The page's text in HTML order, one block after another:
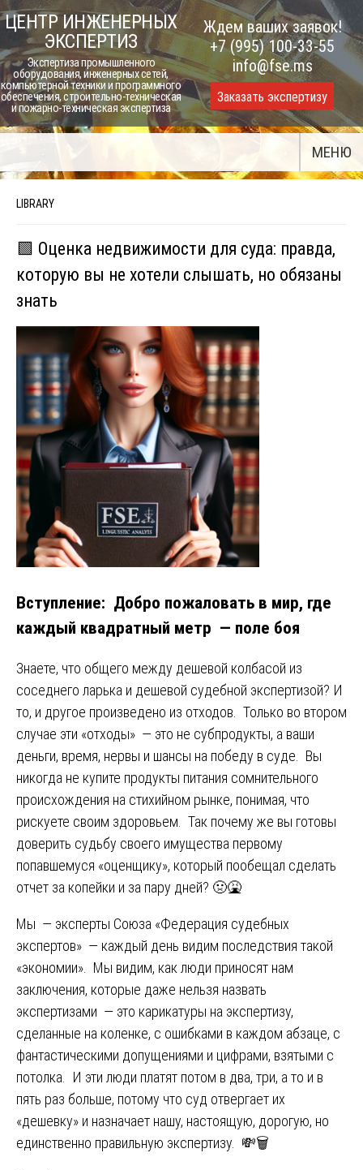
Skip
to
content
ЦЕНТР ИНЖЕНЕРНЫХ
ЭКСПЕРТИЗ
Экспертиза промышленного
оборудования, инженерных сетей,
компьютерной техники и программного
обеспечения, строительно-техническая
и пожарно-техническая экспертиза
Ждем ваших заявок!
+7 (995) 100-33-55
info@fse.ms
Заказать экспертизу
МЕНЮ
LIBRARY
🟩 Оценка недвижимости для суда: правда,
которую вы не хотели слышать, но обязаны
знать
Вступление: Добро пожаловать в мир, где
каждый квадратный метр — поле боя
Знаете, что общего между дешевой колбасой из
соседнего ларька и дешевой судебной экспертизой? И
то, и другое произведено из отходов. Только во втором
случае эти «отходы» — это не субпродукты, а ваши
деньги, время, нервы и шансы на победу в суде. Вы
никогда не купите продукты питания сомнительного
происхождения на стихийном рынке, понимая, что
рискуете своим здоровьем. Так почему же вы готовы
доверить судьбу своего имущества первому
попавшемуся «оценщику», который пообещал сделать
отчет за копейки и за пару дней? 🤢🤮
Мы — эксперты Союза «Федерация судебных
экспертов» — каждый день видим последствия такой
«экономии». Мы видим, как люди приносят нам
заключения, которые даже нельзя назвать
экспертизами — это карикатуры на экспертизу,
сделанные на коленке, с ошибками в каждом абзаце, с
фантастическими допущениями и цифрами, взятыми с
потолка. И эти люди платят потом в два, три, а то и в
пять раз больше, потому что суд отвергает их
«дешевку» и назначает нашу, настоящую, дорогую, но
единственно правильную экспертизу. 💸🗑️